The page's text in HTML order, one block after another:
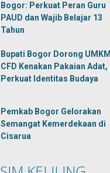
Bogor: Perkuat Peran Guru
PAUD dan Wajib Belajar 13
Tahun
Bupati Bogor Dorong UMKM
CFD Kenakan Pakaian Adat,
Perkuat Identitas Budaya
Pemkab Bogor Gelorakan
Semangat Kemerdekaan di
Cisarua